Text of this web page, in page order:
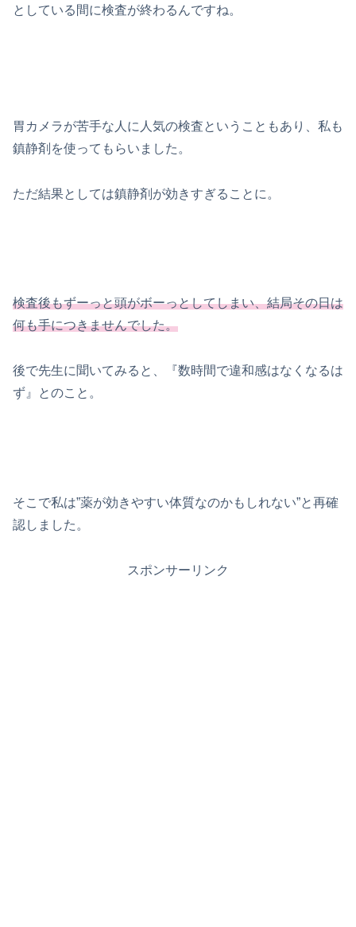
としている間に検査が終わるんですね。
胃カメラが苦手な人に人気の検査ということもあり、私も
鎮静剤を使ってもらいました。
ただ結果としては鎮静剤が効きすぎることに。
検査後もずーっと頭がボーっとしてしまい、結局その日は
何も手につきませんでした。
後で先生に聞いてみると、『数時間で違和感はなくなるは
ず』とのこと。
そこで私は”薬が効きやすい体質なのかもしれない”と再確
認しました。
スポンサーリンク